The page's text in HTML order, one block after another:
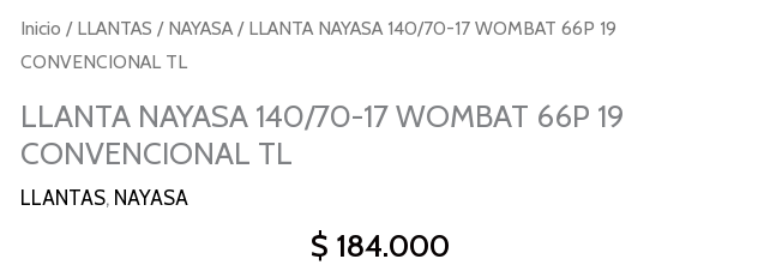
Inicio / LLANTAS / NAYASA/ LLANTA NAYASA 140/70-17 WOMBAT 66P 19
CONVENCIONAL TL
LLANTA NAYASA 140/70-17 WOMBAT 66P 19
CONVENCIONAL TL
LLANTAS, NAYASA
$ 184.000
LLANTA
NAYASA
17
WOMBAT
66P